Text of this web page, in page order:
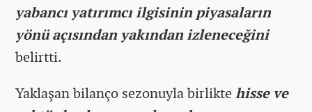
yabancı yatırımcı ilgisinin piyasaların
yönü açısından yakından izleneceğini
belirtti.
Yaklaşan bilanço sezonuyla birlikte hisse ve